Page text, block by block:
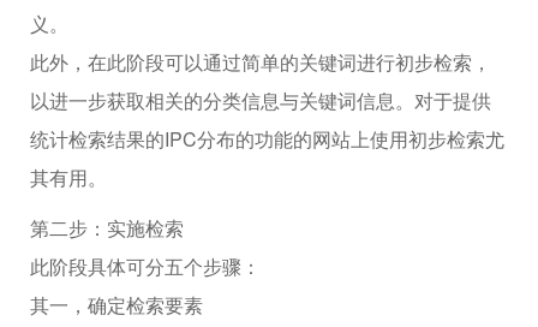
义。
此外，在此阶段可以通过简单的关键词进行初步检索，
以进一步获取相关的分类信息与关键词信息。对于提供
统计检索结果的IPC分布的功能的网站上使用初步检索尤
其有用。
第二步：实施检索
此阶段具体可分五个步骤：
其一，确定检索要素